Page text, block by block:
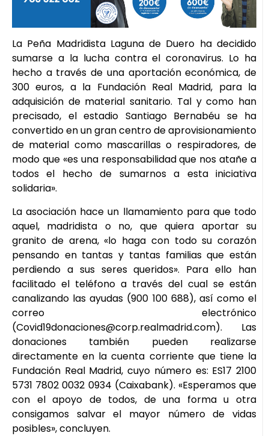
La Peña Madridista Laguna de Duero ha decidido
sumarse a la lucha contra el coronavirus. Lo ha
hecho a través de una aportación económica, de
300 euros, a la Fundación Real Madrid, para la
adquisición de material sanitario. Tal y como han
precisado, el estadio Santiago Bernabéu se ha
convertido en un gran centro de aprovisionamiento
de material como mascarillas o respiradores, de
modo que «es una responsabilidad que nos atañe a
todos el hecho de sumarnos a esta iniciativa
solidaria».
La asociación hace un llamamiento para que todo
aquel, madridista o no, que quiera aportar su
granito de arena, «lo haga con todo su corazón
pensando en tantas y tantas familias que están
perdiendo a sus seres queridos». Para ello han
facilitado el teléfono a través del cual se están
canalizando las ayudas (900 100 688), así como el
correo electrónico
(Covid19donaciones@corp.realmadrid.com). Las
donaciones también pueden realizarse
directamente en la cuenta corriente que tiene la
Fundación Real Madrid, cuyo número es: ES17 2100
5731 7802 0032 0934 (Caixabank). «Esperamos que
con el apoyo de todos, de una forma u otra
consigamos salvar el mayor número de vidas
posibles», concluyen.